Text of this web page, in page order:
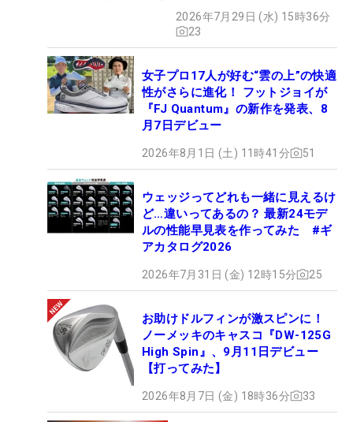
2026年7月29日 (水) 15時36分
23
女子プロ17人が好む“雲の上”の快適
性がさらに進化！ フットジョイが
『FJ Quantum』の新作を発表、8
月7日デビュー
2026年8月1日 (土) 11時41分 51
ウェッジってどれも一緒に見えるけ
ど…違いってあるの？ 最新24モデ
ルの性能早見表を作ってみた #ギ
アカタログ2026
2026年7月31日 (金) 12時15分 25
お助けドルフィンが激スピンに！
ノーメッキのキャスコ『DW-125G
High Spin』、9月11日デビュー
【打ってみた】
2026年8月7日 (金) 18時36分 33